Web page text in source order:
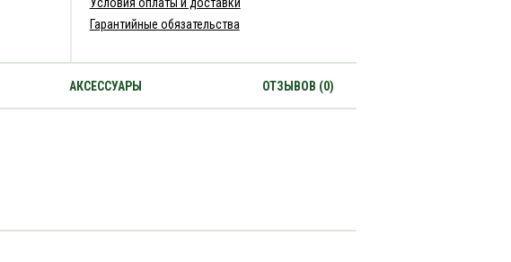
Условия оплаты и доставки
Гарантийные обязательства
АКСЕССУАРЫ ОТЗЫВОВ (0)